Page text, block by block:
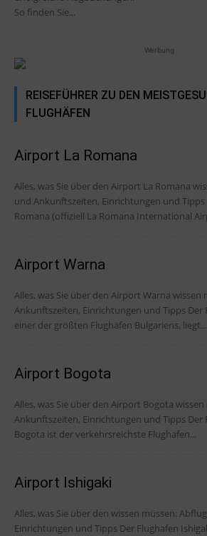
So finden Sie...
Werbung
REISEFÜHRER ZU DEN
FLUGHÄFEN
Airport La Romana
Alles, was Sie über den Airport La Romana
und Ankunftszeiten, Einrichtungen und Tipps Der Flughafen La
Romana (offiziell La Romana International
Airport Warna
Alles, was Sie über den Airport Warna wissen
Ankunftszeiten, Einrichtungen und Tipps Der Flughafen Varna (VAR),
einer der größten Flughäfen Bulgariens, liegt...
Airport Bogota
Alles, was Sie über den Airport Bogota
Ankunftszeiten, Einrichtungen und Tipps Der Flughafen El Dorado in
Bogota ist der verkehrsreichste Flughafen...
Airport Ishigaki
Alles, was Sie über den wissen müssen: Abflug- und Ankunftszeiten,
Einrichtungen und Tipps Der Flughafen Ishigaki (ISG) ist ein